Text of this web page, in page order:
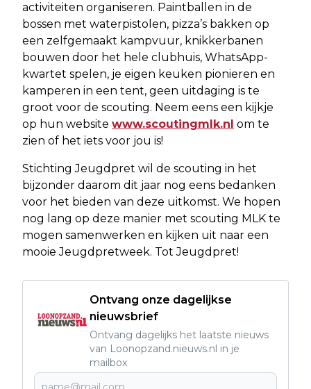
activiteiten organiseren. Paintballen in de
bossen met waterpistolen, pizza’s bakken op
een zelfgemaakt kampvuur, knikkerbanen
bouwen door het hele clubhuis, WhatsApp-
kwartet spelen, je eigen keuken pionieren en
kamperen in een tent, geen uitdaging is te
groot voor de scouting. Neem eens een kijkje
op hun website www.scoutingmlk.nl om te
zien of het iets voor jou is!
Stichting Jeugdpret wil de scouting in het
bijzonder daarom dit jaar nog eens bedanken
voor het bieden van deze uitkomst. We hopen
nog lang op deze manier met scouting MLK te
mogen samenwerken en kijken uit naar een
mooie Jeugdpretweek. Tot Jeugdpret!
Ontvang onze dagelijkse
nieuwsbrief
Ontvang dagelijks het laatste nieuws
van Loonopzand.nieuws.nl in je
mailbox